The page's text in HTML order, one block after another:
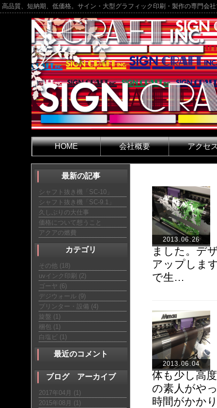
高品質、短納期、低価格。サイン・大型グラフィック印刷・製作の専門会
HOME 会社概要 アクセ
2013.06.26
ました。デ
アップしま
で生…
2013.06.04
体も少し高
の素人がや
時間がかか
最新の記事
シャフト抜き機「SC-10」
シャフト抜き機「SC-9.1」
久しぶりの大仕事
価格について想うこと
アクアの燃費
カテゴリ
その他 (18)
uvインク印刷 (2)
ゴーヤ (6)
デジウォール (9)
プリンター・設備 (4)
旋盤 (1)
梱包 (1)
白塩ビ (1)
最近のコメント
ブログ アーカイブ
2017年04月 (1)
2015年08月 (1)